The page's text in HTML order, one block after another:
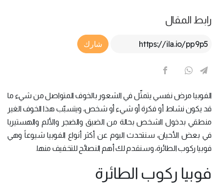
رابط المقال
Article Link
شارك
الفوبيا مرض نفسي يتمثّل في الشعور بالخوف المتواصل من شيء ما
قد يكون نشاط أو فكرة أو شيء أو شخص، ويتسبّب هذا الخوف الغير
منطقي بدخول الشخص بحالة من الضيق والضجر والألم والهستيريا
في بعض الأحيان، سنتحدث اليوم عن أكثر أنواع الفوبيا شيوعاً وهي
فوبيا ركوب الطائرة، وسنقدم لك أهم النصائح للتخفيف منها.
فوبيا ركوب الطائرة